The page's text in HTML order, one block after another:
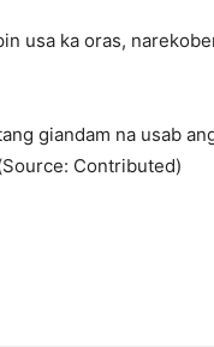
usa ka oras,
giandam na usab
Contributed)